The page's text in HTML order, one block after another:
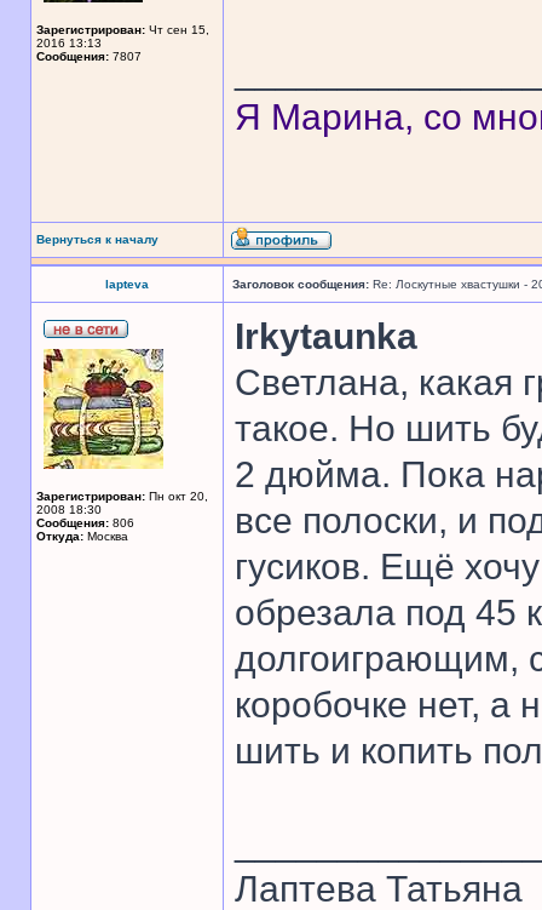
Зарегистрирован: Чт сен 15,
2016 13:13
Сообщения: 7807
Я Марина, со
Вернуться к началу
lapteva Заголовок сообщения: Re: Лоскутные хвастушки -
Зарегистрирован: Пн окт 20,
2008 18:30
Сообщения: 806
Откуда: Москва
Irkytaunka
Светлана, какая
такое. Но шить
2 дюйма. Пока
все полоски, и
гусиков. Ещё
обрезала под 45
долгоиграющим,
коробочке нет, а
шить и копить
Лаптева Татьяна